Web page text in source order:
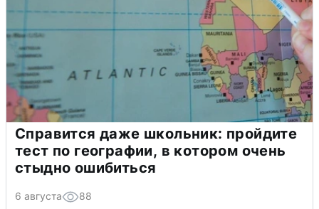
Справится даже школьник: пройдите
тест по географии, в котором очень
стыдно ошибиться
6 августа 88